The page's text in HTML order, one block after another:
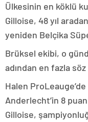
Ülkesinin en köklü
Gilloise, 48 yıl
yeniden Belçika
Brüksel ekibi, o
adından en fazla
Halen
Anderlecht’in 8
Gilloise,